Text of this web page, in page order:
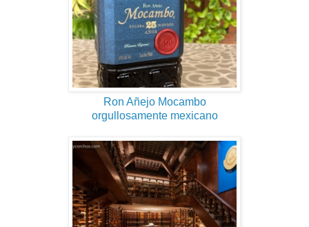
Ron Añejo Mocambo
orgullosamente mexicano